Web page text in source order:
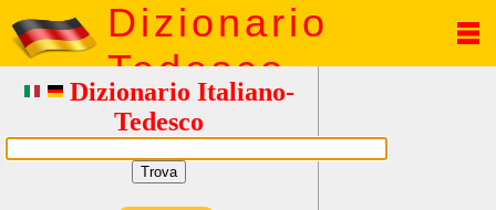
Dizionario
Tedesco
Dizionario Italiano-
Tedesco